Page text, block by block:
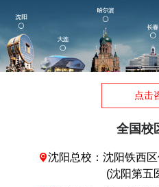
点击
全国校
沈阳总校：沈阳铁西
(沈阳第五